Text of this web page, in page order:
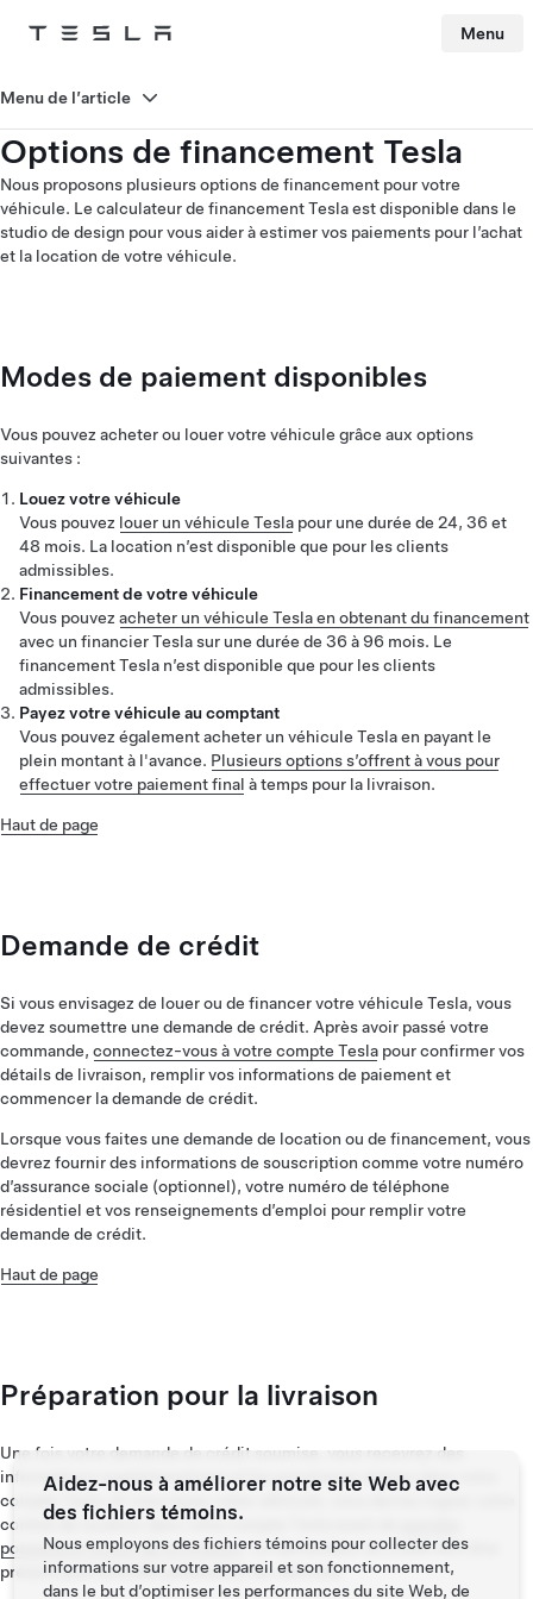
Tesla Menu
Options de financement Tesla
Nous proposons plusieurs options de financement pour votre
véhicule. Le calculateur de financement Tesla est disponible dans le
studio de design pour vous aider à estimer vos paiements pour l’achat
et la location de votre véhicule.
Modes de paiement disponibles
Vous pouvez acheter ou louer votre véhicule grâce aux options
suivantes :
Louez votre véhicule
Vous pouvez louer un véhicule Tesla pour une durée de 24, 36 et
48 mois. La location n’est disponible que pour les clients
admissibles.
Financement de votre véhicule
Vous pouvez acheter un véhicule Tesla en obtenant du financement
avec un financier Tesla sur une durée de 36 à 96 mois. Le
financement Tesla n’est disponible que pour les clients
admissibles.
Payez votre véhicule au comptant
Vous pouvez également acheter un véhicule Tesla en payant le
plein montant à l'avance. Plusieurs options s’offrent à vous pour
effectuer votre paiement final à temps pour la livraison.
Haut de page
Demande de crédit
Si vous envisagez de louer ou de financer votre véhicule Tesla, vous
devez soumettre une demande de crédit. Après avoir passé votre
commande, connectez-vous à votre compte Tesla pour confirmer vos
détails de livraison, remplir vos informations de paiement et
commencer la demande de crédit.
Lorsque vous faites une demande de location ou de financement, vous
devrez fournir des informations de souscription comme votre numéro
d’assurance sociale (optionnel), votre numéro de téléphone
résidentiel et vos renseignements d’emploi pour remplir votre
demande de crédit.
Haut de page
Préparation pour la livraison
Une fois votre demande de crédit soumise, vous recevrez des
informations supplémentaires et les prochaines étapes dans votre
compte Tesla. Si vous louez votre véhicule, vous devrez signer votre
contrat de location dans votre compte Tesla avant de
possession le jour de la livraison. Le demandeur du crédit doit être
présent pour prendre possession du véhicule.
Menu de l’article
Aidez-nous à améliorer notre site Web avec
des fichiers témoins.
Nous employons des fichiers témoins pour collecter des
informations sur votre appareil et son fonctionnement,
dans le but d’optimiser les performances du site Web, de